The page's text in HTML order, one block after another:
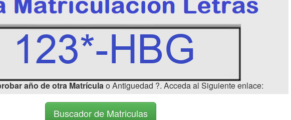
año de otra Matrículao Antiguedad ?. Acceda al Siguiente enlace:
Buscador de Matriculas